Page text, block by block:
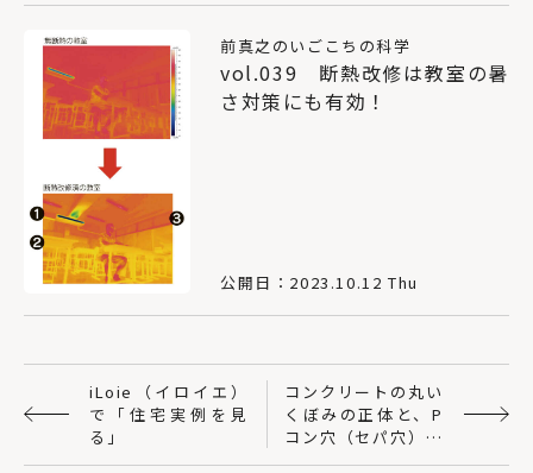
前真之のいごこちの科学
vol.039 断熱改修は教室の暑
さ対策にも有効！
公開日：2023.10.12 Thu
iLoie（イロイエ）
で「住宅実例を見
る」
コンクリートの丸い
くぼみの正体と、P
コン穴（セパ穴）を
使ったフックのご紹